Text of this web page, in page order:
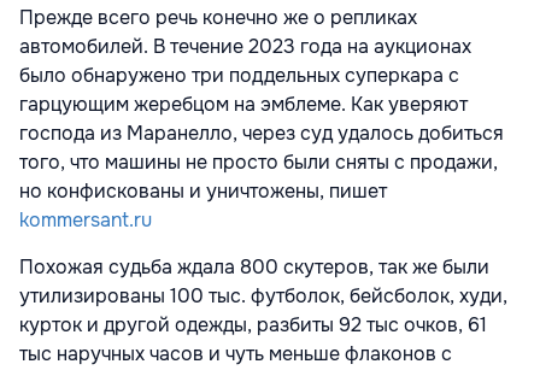
Прежде всего речь конечно же о репликах
автомобилей. В течение 2023 года на аукционах
было обнаружено три поддельных суперкара с
гарцующим жеребцом на эмблеме. Как уверяют
господа из Маранелло, через суд удалось добиться
того, что машины не просто были сняты с продажи,
но конфискованы и уничтожены, пишет
kommersant.ru
Похожая судьба ждала 800 скутеров, так же были
утилизированы 100 тыс. футболок, бейсболок, худи,
курток и другой одежды, разбиты 92 тыс очков, 61
тыс наручных часов и чуть меньше флаконов с